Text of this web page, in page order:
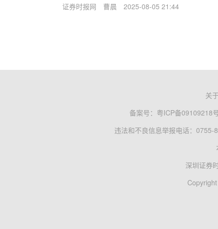
证券时报网 曹晨 2025-08-05 21:44
关
备案号： 粤ICP备09109218
违法和不良信息举报电话：0755-
深圳证券